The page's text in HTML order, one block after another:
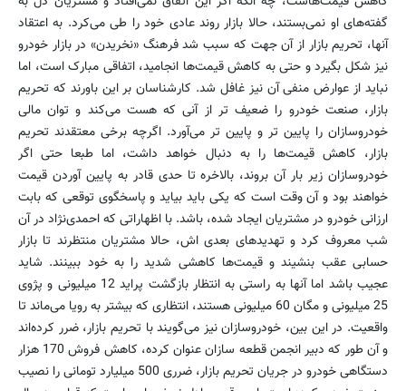
گفته‌های او نمی‌بستند، حالا بازار روند عادی خود را طی می‌کرد. به اعتقاد
آنها، تحریم بازار از آن جهت که سبب شد فرهنگ «نخریدن» در بازار خودرو
نیز شکل بگیرد و حتی به کاهش قیمت‌ها انجامید، اتفاقی مبارک است، اما
نباید از عوارض منفی آن نیز غافل شد. کارشناسان بر این باورند که تحریم
بازار، صنعت خودرو را ضعیف تر از آنی که هست می‌کند و توان مالی
خودروسازان را پایین تر و پایین تر می‌آورد. اگرچه برخی معتقدند تحریم
بازار، کاهش قیمت‌ها را به دنبال خواهد داشت، اما طبعا حتی اگر
خودروسازان زیر بار آن بروند، بالاخره تا حدی قادر به پایین آوردن قیمت
خواهند بود و آن وقت است که یکی باید بیاید و پاسخگوی توقعی که بابت
ارزانی خودرو در مشتریان ایجاد شده، باشد. با اظهاراتی که احمدی‌نژاد در آن
شب معروف کرد و تهدیدهای بعدی اش، حالا مشتریان منتظرند تا بازار
حسابی عقب بنشیند و قیمت‌ها کاهشی شدید را به خود ببینند. شاید
عجیب باشد اما آنها به راستی به انتظار بازگشت پراید 12 میلیونی و پژوی
25 میلیونی و مگان 60 میلیونی هستند، انتظاری که بیشتر به رویا می‌ماند تا
واقعیت. در این بین، خودروسازان نیز می‌گویند با تحریم بازار، ضرر کرده‌اند
و آن طور که دبیر انجمن قطعه سازان عنوان کرده، کاهش فروش 170 هزار
دستگاهی خودرو در جریان تحریم بازار، ضرری 500 میلیارد تومانی را نصیب